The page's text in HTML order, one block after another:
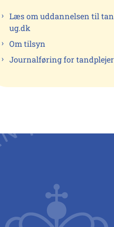
Læs om uddannelsen til
ug.dk
Om tilsyn
Journalføring for